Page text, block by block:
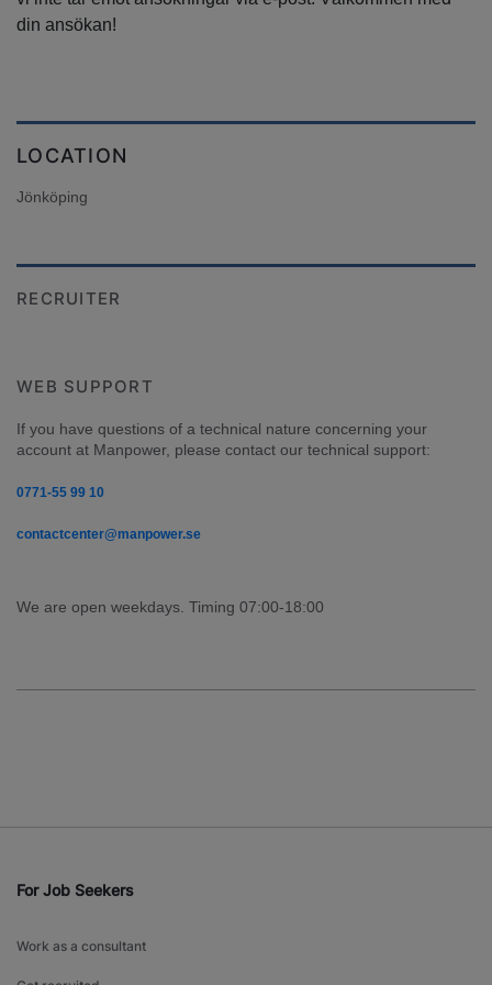
din ansökan!
LOCATION
Jönköping
RECRUITER
WEB SUPPORT
If you have questions of a technical nature concerning your
account at Manpower, please contact our technical support:
0771-55 99 10
contactcenter@manpower.se
We are open weekdays. Timing 07:00-18:00
For Job Seekers
Work as a consultant